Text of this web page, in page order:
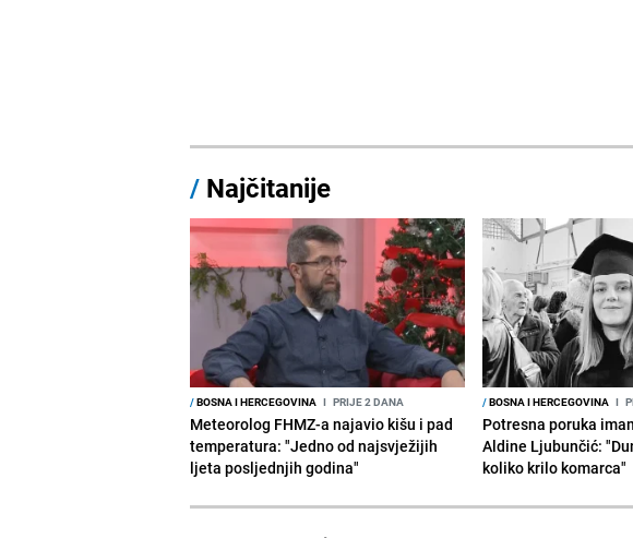
/ Najčitanije
/BOSNA I HERCEGOVINA I PRIJE 2 DANA
Meteorolog FHMZ-a najavio kišu i pad
temperatura: "Jedno od najsvježijih
ljeta posljednjih godina"
/BOSNA I HERCEGOVINA I
Potresna poruka
Aldine Ljubunčić:
koliko krilo komarca"